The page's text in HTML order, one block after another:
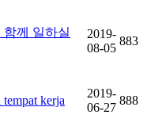
께 일하실
2019-
08-05
883
kerja
2019-
06-27
888